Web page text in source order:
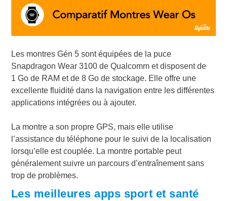
Les montres Gén 5 sont équipées de la puce
Snapdragon Wear 3100 de Qualcomm et disposent de
1 Go de RAM et de 8 Go de stockage. Elle offre une
excellente fluidité dans la navigation entre les différentes
applications intégrées ou à ajouter.
La montre a son propre GPS, mais elle utilise
l’assistance du téléphone pour le suivi de la localisation
lorsqu’elle est couplée. La montre portable peut
généralement suivre un parcours d’entraînement sans
trop de problèmes.
Les meilleures apps sport et santé